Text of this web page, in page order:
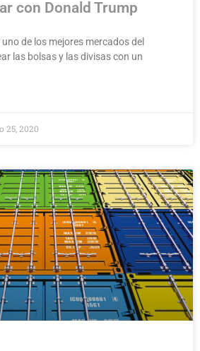
con Donald Trump
de los mejores mercados del
las bolsas y las divisas con un
25, 2020